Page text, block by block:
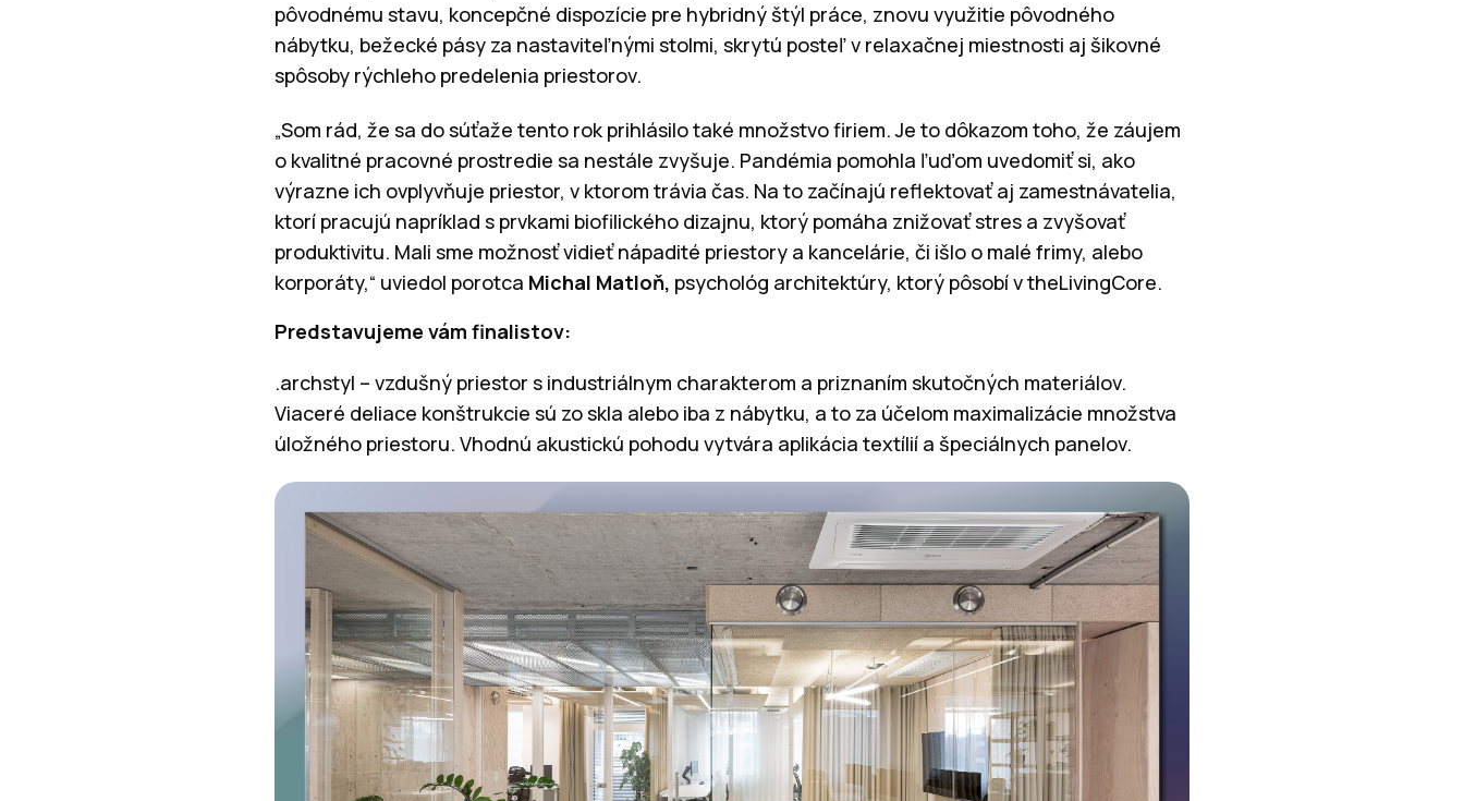
pôvodnému stavu, koncepčné dispozície pre hybridný štýl práce, znovu využitie pôvodného
nábytku, bežecké pásy za nastaviteľnými stolmi, skrytú posteľ v relaxačnej miestnosti aj šikovné
spôsoby rýchleho predelenia priestorov.
„Som rád, že sa do súťaže tento rok prihlásilo také množstvo firiem. Je to dôkazom toho, že záujem
o kvalitné pracovné prostredie sa nestále zvyšuje. Pandémia pomohla ľuďom uvedomiť si, ako
výrazne ich ovplyvňuje priestor, v ktorom trávia čas. Na to začínajú reflektovať aj zamestnávatelia,
ktorí pracujú napríklad s prvkami biofilického dizajnu, ktorý pomáha znižovať stres a zvyšovať
produktivitu. Mali sme možnosť vidieť nápadité priestory a kancelárie, či išlo o malé frimy, alebo
korporáty,“ uviedol porotca Michal Matloň, psychológ architektúry, ktorý pôsobí v theLivingCore.
Predstavujeme vám finalistov:
.archstyl – vzdušný priestor s industriálnym charakterom a priznaním skutočných materiálov.
Viaceré deliace konštrukcie sú zo skla alebo iba z nábytku, a to za účelom maximalizácie množstva
úložného priestoru. Vhodnú akustickú pohodu vytvára aplikácia textílií a špeciálnych panelov.